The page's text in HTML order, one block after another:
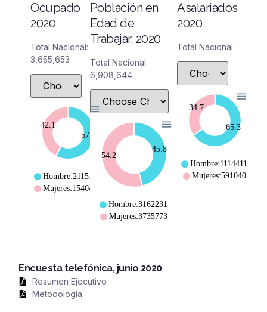
Ocupado
2020
Total Nacional:
3,655,653
Hombre:2115194
Mujeres:1540459
57.9
42.1
Población en
Edad de
Trabajar, 2020
Total Nacional:
6,908,644
Hombre:3162231
Mujeres:3735773
45.8
54.2
Asalariados
2020
Total Nacional:
Hombre:1114411
Mujeres:591040
65.3
34.7
Encuesta telefónica, junio 2020
Resumen Ejecutivo
Metodología